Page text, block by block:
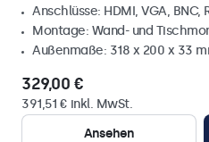
Anschlüsse: HDMI, VGA, BNC,
Montage: Wand- und
Außenmaße: 318 x 200 x 33
329,00 €
391,51 € inkl. MwSt.
Ansehen